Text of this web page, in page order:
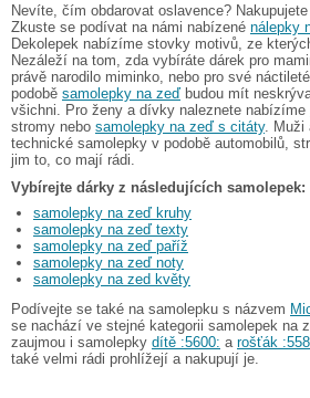
Nevíte, čím obdarovat oslavence?
Zkuste se podívat na námi nabízené nálepky
Dekolepek nabízíme stovky motivů, ze
Nezáleží na tom, zda vybíráte dárek pro
právě narodilo miminko, nebo pro své
podobě samolepky na zeďbudou mít
všichni. Pro ženy a dívky naleznete nabízíme
stromy nebo samolepky na zeď s citáty. Muži
technické samolepky v podobě automobilů,
jim to, co mají rádi.
Vybírejte dárky z následujících samolepek:
samolepky na zeď kruhy
samolepky na zeď texty
samolepky na zeď paříž
samolepky na zeď noty
samolepky na zed květy
Podívejte se také na samolepku s názvem
se nachází ve stejné kategorii samolepek na
zaujmou i samolepky dítě :5600: a rošťák
také velmi rádi prohlížejí a nakupují je.